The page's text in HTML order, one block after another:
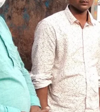
से गिरकर दूल्हा और दुल्हन के भाईयों